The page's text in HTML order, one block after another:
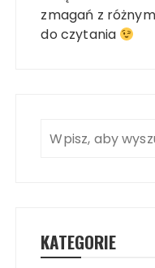
zmagań z
do czytania
KATEGORIE